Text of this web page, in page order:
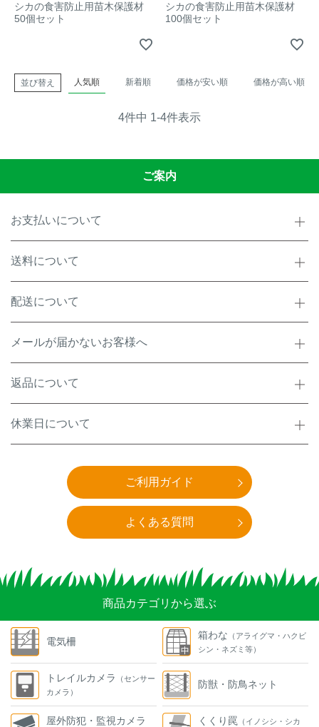
シカの食害防止用苗木保護材
50個セット
シカの食害防止用苗木保護材
100個セット
並び替え 人気順 新着順 価格が安い順 価格が高い順
4件中 1-4件表示
ご案内
お支払いについて
送料について
配送について
メールが届かないお客様へ
返品について
休業日について
ご利用ガイド
よくある質問
商品カテゴリから選ぶ
電気柵
トレイルカメラ
（センサー
カメラ）
屋外防犯・監視カメラ
箱わな （アライグマ・ハクビ
シン・ネズミ等）
防獣・防鳥ネット
くくり罠 （イノシシ・シカ
アナグマ対策
閉じる